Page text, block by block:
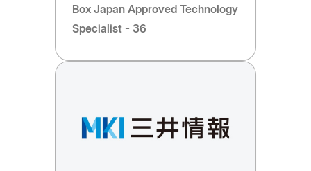
Box Japan Approved Technology
Specialist - 36